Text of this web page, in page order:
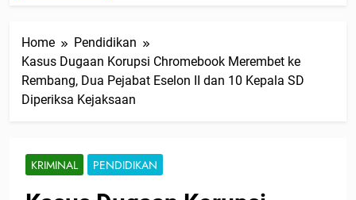
Home
Pendidikan
Kasus Dugaan Korupsi Chromebook Merembet ke
Rembang, Dua Pejabat Eselon II dan 10 Kepala SD
Diperiksa Kejaksaan
KRIMINAL PENDIDIKAN